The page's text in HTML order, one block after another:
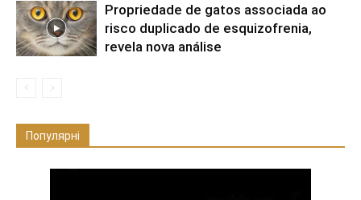
Propriedade de gatos associada ao
risco duplicado de esquizofrenia,
revela nova análise
Популярні